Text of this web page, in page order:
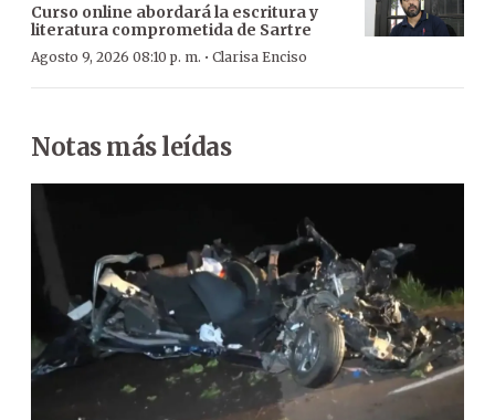
Curso online abordará la escritura y
literatura comprometida de Sartre
Agosto 9, 2026 08:10 p. m. · Clarisa Enciso
Notas más leídas